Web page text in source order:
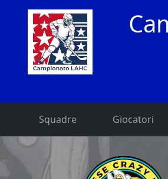
Squadre Giocatori